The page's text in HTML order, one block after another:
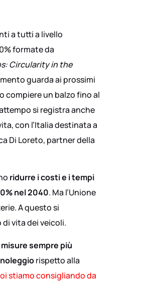
a tutti a livello
formate da
Circularity in the
guarda ai prossimi
compiere un balzo fino al
si registra anche
con l’Italia destinata a
Di Loreto, partner della
ridurre i costi e i tempi
nel 2040. Ma l’Unione
A questo si
vita dei veicoli.
misure sempre più
noleggiorispetto alla
stiamo consigliando da